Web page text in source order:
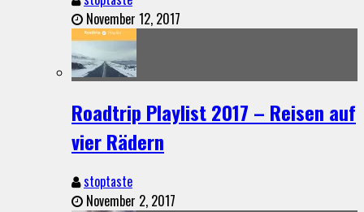
November 12, 2017
Roadtrip Playlist 2017 – Reisen auf
vier Rädern
stoptaste
November 2, 2017